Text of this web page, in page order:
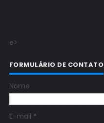
e>
FORMULÁRIO DE CONTATO
Nome
E-mail *